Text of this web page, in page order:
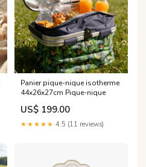
Panier pique-nique isotherme
44x26x27cm Pique-nique
US$ 199.00
★★★★★ 4.5 (11 reviews)